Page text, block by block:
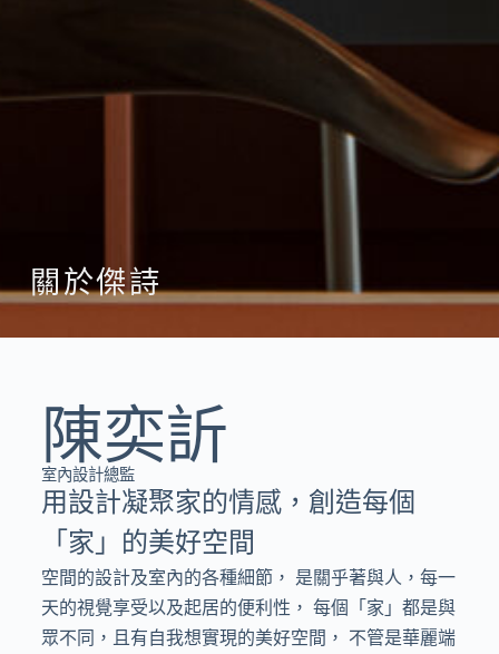
關於傑詩
陳奕訢
室內設計總監
用設計凝聚家的情感，創造每個
「家」的美好空間
空間的設計及室內的各種細節， 是關乎著與人，每一
天的視覺享受以及起居的便利性， 每個「家」都是與
眾不同，且有自我想實現的美好空間， 不管是華麗端